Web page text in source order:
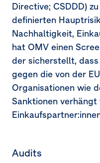
Directive; CSDDD)
definierten
Nachhaltigkeit,
hat OMV einen
der sicherstellt,
gegen die von der
Organisationen wie
Sanktionen
Audits